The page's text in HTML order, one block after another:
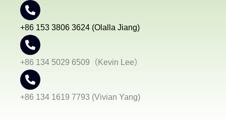
+86 153 3806 3624 (Olalla Jiang)
+86 134 5029 6509（Kevin Lee）
+86 134 1619 7793 (Vivian Yang)